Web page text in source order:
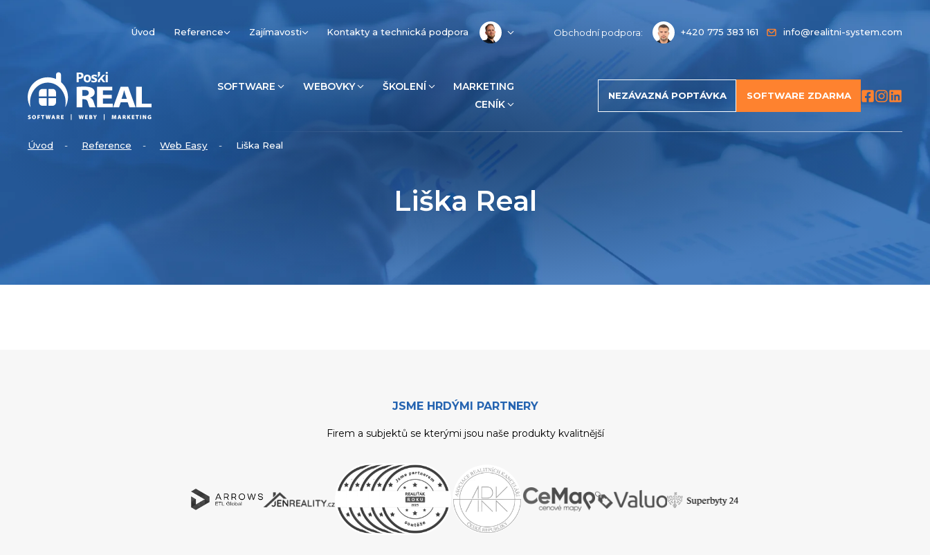
SOFTWARE WEBOVKY ŠKOLENÍ
MARKETING
CENÍK
Úvod Reference Zajímavosti Kontakty a technická podpora Obchodní podpora: +420 775 383 161 info@realitni-system.com
NEZÁVAZNÁ POPTÁVKA SOFTWARE ZDARMA
Úvod Reference Web Easy Liška Real
Liška Real
JSME HRDÝMI PARTNERY
Firem a subjektů se kterými jsou naše produkty kvalitnější